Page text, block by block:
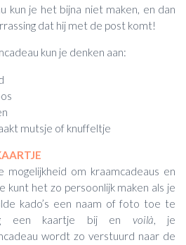
kun je het bijna niet maken, en dan
dat hij met de post komt!
kun je denken aan:
mutsje of knuffeltje
mogelijkheid om kraamcadeaus en
kunt het zo persoonlijk maken als je
kado’s een naam of foto toe te
een kaartje bij en voilà, je
wordt zo verstuurd naar de